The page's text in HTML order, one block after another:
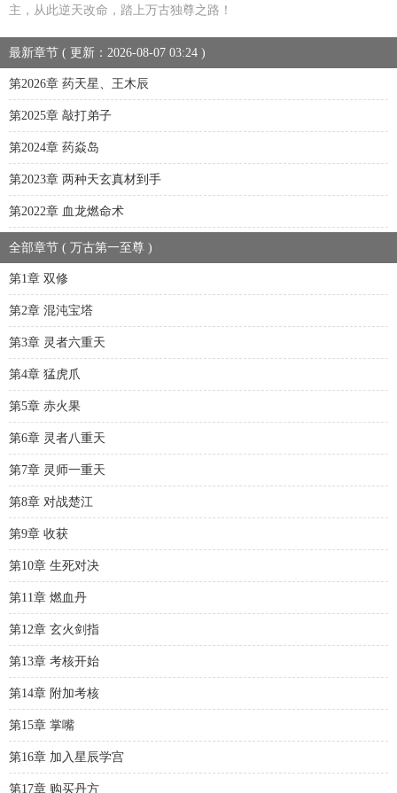
主，从此逆天改命，踏上万古独尊之路！
最新章节 ( 更新：2026-08-07 03:24 )
第2026章 药天星、王木辰
第2025章 敲打弟子
第2024章 药焱岛
第2023章 两种天玄真材到手
第2022章 血龙燃命术
全部章节 ( 万古第一至尊 )
第1章 双修
第2章 混沌宝塔
第3章 灵者六重天
第4章 猛虎爪
第5章 赤火果
第6章 灵者八重天
第7章 灵师一重天
第8章 对战楚江
第9章 收获
第10章 生死对决
第11章 燃血丹
第12章 玄火剑指
第13章 考核开始
第14章 附加考核
第15章 掌嘴
第16章 加入星辰学宫
第17章 购买丹方